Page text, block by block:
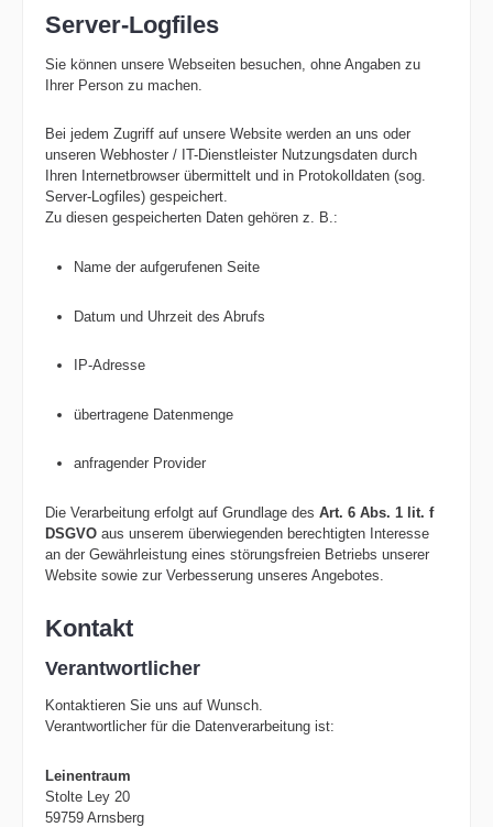
Server-Logfiles
Sie können unsere Webseiten besuchen, ohne Angaben zu
Ihrer Person zu machen.
Bei jedem Zugriff auf unsere Website werden an uns oder
unseren Webhoster / IT-Dienstleister Nutzungsdaten durch
Ihren Internetbrowser übermittelt und in Protokolldaten (sog.
Server-Logfiles) gespeichert.
Zu diesen gespeicherten Daten gehören z. B.:
Name der aufgerufenen Seite
Datum und Uhrzeit des Abrufs
IP-Adresse
übertragene Datenmenge
anfragender Provider
Die Verarbeitung erfolgt auf Grundlage des Art. 6 Abs. 1 lit. f
DSGVO aus unserem überwiegenden berechtigten Interesse
an der Gewährleistung eines störungsfreien Betriebs unserer
Website sowie zur Verbesserung unseres Angebotes.
Kontakt
Verantwortlicher
Kontaktieren Sie uns auf Wunsch.
Verantwortlicher für die Datenverarbeitung ist:
Leinentraum
Stolte Ley 20
59759 Arnsberg